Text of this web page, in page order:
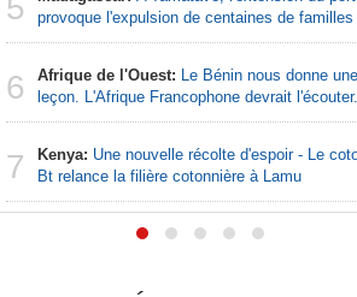
5
provoque l'expulsion de centaines de familles
6 Afrique de l'Ouest: Le Bénin nous donne une
leçon. L'Afrique Francophone devrait l'écouter.
7 Kenya: Une nouvelle récolte d'espoir - Le
Bt relance la filière cotonnière à Lamu